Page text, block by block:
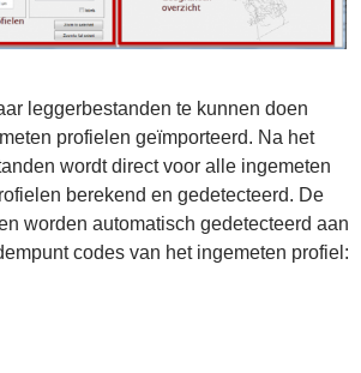
leggerbestanden te kunnen doen
profielen geїmporteerd. Na het
wordt direct voor alle ingemeten
berekend en gedetecteerd. De
worden automatisch gedetecteerd aan
codes van het ingemeten profiel: